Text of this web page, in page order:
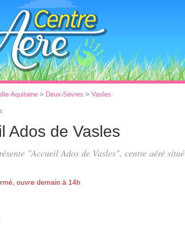
Aquitaine > Deux-Sèvres > Vasles
Ados de Vasles
"Accueil Ados de Vasles", centre aéré situé
ouvre demain à 14h